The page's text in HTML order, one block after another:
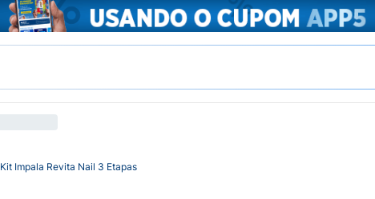
Kit Impala Revita Nail 3 Etapas